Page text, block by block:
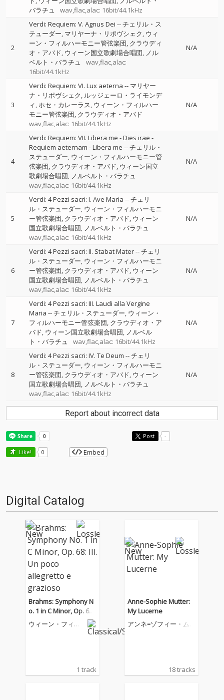
バラチュ
wav,flac,alac: 16bit/44.1kHz
2
Verdi: Requiem: V. Agnus Dei --チェリル・ス
テューダー マリヤーナ・リポヴシェク ウィ
ーン・フィルハーモニー管弦楽団 クラウディ
オ・アバド ウィーン国立歌劇場合唱団 ノル
ベルト・バラチュ
wav,flac,alac:
16bit/44.1kHz
N/A
3
Verdi: Requiem: VI. Lux aeterna -- マリヤー
ナ・リポヴシェク ルッジェーロ・ライモンデ
ィ ホセ・カレーラス ウィーン・フィルハー
モニー管弦楽団 クラウディオ・アバド
wav,flac,alac: 16bit/44.1kHz
N/A
4
Verdi: Requiem: VII. Libera me - Dies irae -
Requiem aeternam - Libera me --チェリル・
ステューダー ウィーン・フィルハーモニー管
弦楽団 クラウディオ・アバド ウィーン国立
歌劇場合唱団 ノルベルト・バラチュ
wav,flac,alac: 16bit/44.1kHz
N/A
5
Verdi: 4 Pezzi sacri: I. Ave Maria --チェリ
ル・ステューダー ウィーン・フィルハーモニ
ー管弦楽団 クラウディオ・アバド ウィーン
国立歌劇場合唱団 ノルベルト・バラチュ
wav,flac,alac: 16bit/44.1kHz
N/A
6
Verdi: 4 Pezzi sacri: II. Stabat Mater--チェリ
ル・ステューダー ウィーン・フィルハーモニ
ー管弦楽団 クラウディオ・アバド ウィーン
国立歌劇場合唱団 ノルベルト・バラチュ
wav,flac,alac: 16bit/44.1kHz
N/A
7
Verdi: 4 Pezzi sacri: III. Laudi alla Vergine
Maria --チェリル・ステューダー ウィーン・
フィルハーモニー管弦楽団 クラウディオ・ア
バド ウィーン国立歌劇場合唱団 ノルベル
ト・バラチュ
wav,flac,alac: 16bit/44.1kHz
N/A
8
Verdi: 4 Pezzi sacri: IV. Te Deum --チェリ
ル・ステューダー ウィーン・フィルハーモニ
ー管弦楽団 クラウディオ・アバド ウィーン
国立歌劇場合唱団 ノルベルト・バラチュ
wav,flac,alac: 16bit/44.1kHz
N/A
Report about incorrect data
Post -
Like! 0 Embed
Digital Catalog
Brahms: Symphony N
o. 1 in C Minor, Op. 68:
III. Un poco allegretto
e grazioso
ウィーン・フィル
1 track
Anne-Sophie Mutter:
My Lucerne
アンネ=ゾフィー・ム
18 tracks